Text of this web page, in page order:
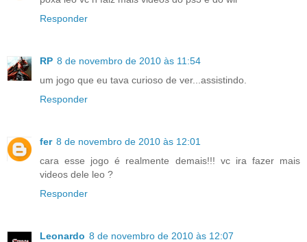
Responder
RP 8 de novembro de 2010 às 11:54
um jogo que eu tava curioso de ver...assistindo.
Responder
fer 8 de novembro de 2010 às 12:01
cara esse jogo é realmente demais!!! vc ira fazer mais
videos dele leo ?
Responder
Leonardo 8 de novembro de 2010 às 12:07